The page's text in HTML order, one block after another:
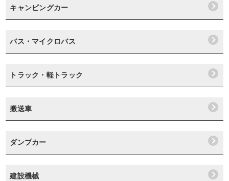
キャンピングカー
バス・マイクロバス
トラック・軽トラック
搬送車
ダンプカー
建設機械